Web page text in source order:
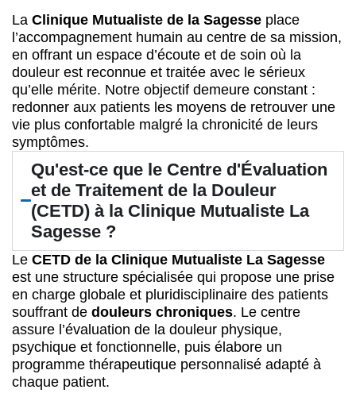
La Clinique Mutualiste de la Sagesse place
l’accompagnement humain au centre de sa mission,
en offrant un espace d’écoute et de soin où la
douleur est reconnue et traitée avec le sérieux
qu’elle mérite. Notre objectif demeure constant :
redonner aux patients les moyens de retrouver une
vie plus confortable malgré la chronicité de leurs
symptômes.
Qu'est-ce que le Centre d'Évaluation
et de Traitement de la Douleur
(CETD) à la Clinique Mutualiste La
Sagesse ?
Le CETD de la Clinique Mutualiste La Sagesse
est une structure spécialisée qui propose une prise
en charge globale et pluridisciplinaire des patients
souffrant de douleurs chroniques. Le centre
assure l’évaluation de la douleur physique,
psychique et fonctionnelle, puis élabore un
programme thérapeutique personnalisé adapté à
chaque patient.